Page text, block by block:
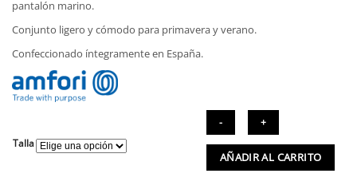
era:
81,90€. 49,15€.
pantalón marino.
Conjunto ligero y cómodo para primavera y verano.
Confeccionado íntegramente en España.
Talla
Pijama
corto
AÑADIR AL CARRITO